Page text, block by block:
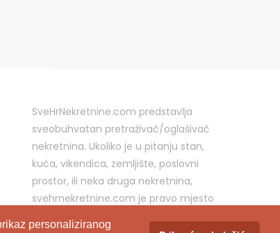
personaliziranog
SveHrNekretnine.com predstavlja
sveobuhvatan pretraživač/oglašivač
nekretnina. Ukoliko je u pitanju stan,
kuća, vikendica, zemljište, poslovni
prostor, ili neka druga nekretnina,
svehrnekretnine.com je pravo mjesto